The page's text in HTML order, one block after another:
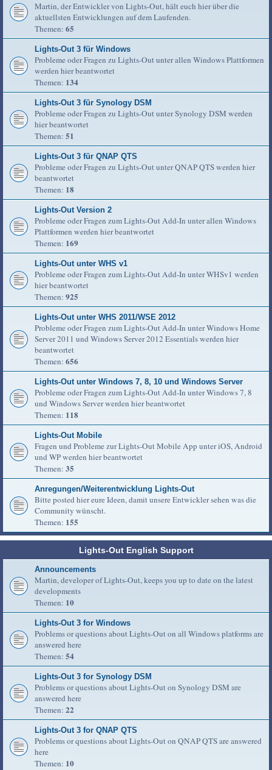
Martin, der Entwickler von Lights-Out, hält euch hier über die
aktuellsten Entwicklungen auf dem Laufenden.
Themen: 65
Lights-Out 3 für Windows
Probleme oder Fragen zu Lights-Out unter allen Windows Plattformen
werden hier beantwortet
Themen: 134
Lights-Out 3 für Synology DSM
Probleme oder Fragen zu Lights-Out unter Synology DSM werden
hier beantwortet
Themen: 51
Lights-Out 3 für QNAP QTS
Probleme oder Fragen zu Lights-Out unter QNAP QTS werden hier
beantwortet
Themen: 18
Lights-Out Version 2
Probleme oder Fragen zum Lights-Out Add-In unter allen Windows
Plattformen werden hier beantwortet
Themen: 169
Lights-Out unter WHS v1
Probleme oder Fragen zum Lights-Out Add-In unter WHSv1 werden
hier beantwortet
Themen: 925
Lights-Out unter WHS 2011/WSE 2012
Probleme oder Fragen zum Lights-Out Add-In unter Windows Home
Server 2011 und Windows Server 2012 Essentials werden hier
beantwortet
Themen: 656
Lights-Out unter Windows 7, 8, 10 und Windows Server
Probleme oder Fragen zum Lights-Out Add-In unter Windows 7, 8
und Windows Server werden hier beantwortet
Themen: 118
Lights-Out Mobile
Fragen und Probleme zur Lights-Out Mobile App unter iOS, Android
und WP werden hier beantwortet
Themen: 35
Anregungen/Weiterentwicklung Lights-Out
Bitte posted hier eure Ideen, damit unsere Entwickler sehen was die
Community wünscht.
Themen: 155
Lights-Out English Support
Announcements
Martin, developer of Lights-Out, keeps you up to date on the latest
developments
Themen: 10
Lights-Out 3 for Windows
Problems or questions about Lights-Out on all Windows platforms are
answered here
Themen: 54
Lights-Out 3 for Synology DSM
Problems or questions about Lights-Out on Synology DSM are
answered here
Themen: 22
Lights-Out 3 for QNAP QTS
Problems or questions about Lights-Out on QNAP QTS are answered
here
Themen: 10